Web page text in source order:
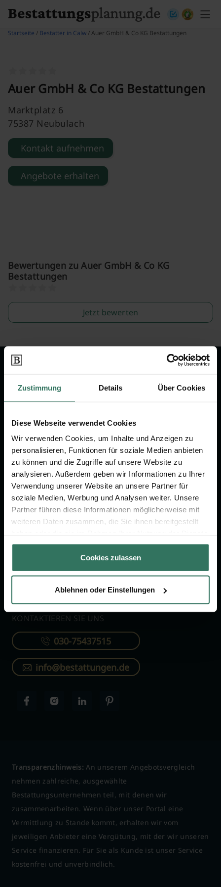
Zustimmung Details Über Cookies
Diese Webseite verwendet Cookies
Wir verwenden Cookies, um Inhalte und Anzeigen zu
personalisieren, Funktionen für soziale Medien anbieten
zu können und die Zugriffe auf unsere Website zu
analysieren. Außerdem geben wir Informationen zu Ihrer
Verwendung unserer Website an unsere Partner für
soziale Medien, Werbung und Analysen weiter. Unsere
Partner führen diese Informationen möglicherweise mit
weiteren Daten zusammen, die Sie ihnen bereitgestellt
gesammelt haben.
Cookies zulassen
Ablehnen oder Einstellungen
Startseite / Bestatter in Calw/ Auer GmbH & Co KG Bestattungen
Auer GmbH & Co KG Bestattungen
Marktplatz 6
75387 Neubulach
Kontakt aufnehmen
Angebote erhalten
Bewertungen zu Auer GmbH & Co KG
Bestattungen
Jetzt bewerten
um das Thema Bestattung &
Vorsorge.
FÜR SIE
Vergleich
Ratgeber
Verzeichnis
Für Bestatter
FÜR BESTATTER
Online-Portal
Kostenlos registrieren
KONTAKTIEREN SIE UNS
030-75437515
info@bestattungen.de
Transparenzhinweis: An unserem Angebotsvergleich
nehmen zahlreiche, ausgewählte
Bestattungsunternehmen teil, mit denen wir
zusammenarbeiten. Wenn über unser Portal eine
Vermittlung zu Stande kommt, erhalten wir vom
jeweiligen Anbieter eine Vergütung, mit der wir unseren
Service finanzieren. Für Sie als Kunde ist unser Service
kostenfrei und unverbindlich.